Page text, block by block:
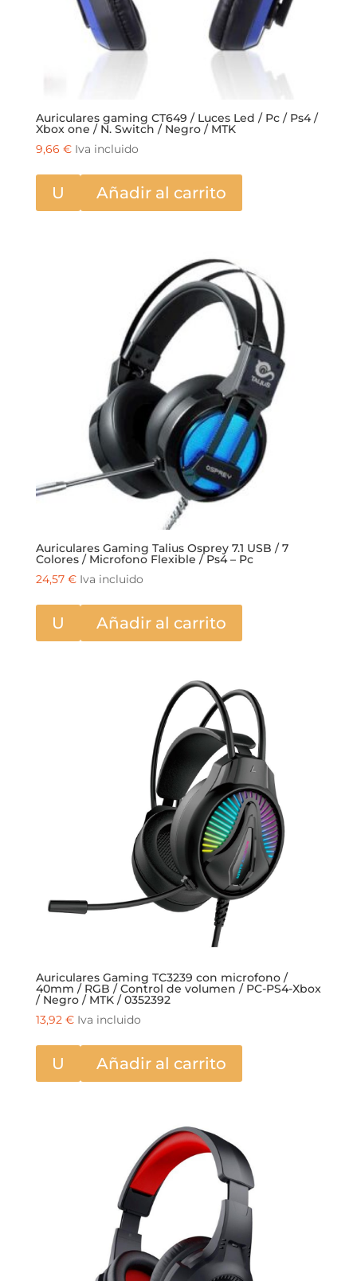
Auriculares gaming CT649 / Luces Led / Pc / Ps4 /
Xbox one / N. Switch / Negro / MTK
9,66 € Iva incluido
U Añadir al carrito
Auriculares Gaming Talius Osprey 7.1 USB / 7
Colores / Microfono Flexible / Ps4 – Pc
24,57 € Iva incluido
U Añadir al carrito
Auriculares Gaming TC3239 con microfono /
40mm / RGB / Control de volumen / PC-PS4-Xbox
/ Negro / MTK / 0352392
13,92 € Iva incluido
U Añadir al carrito